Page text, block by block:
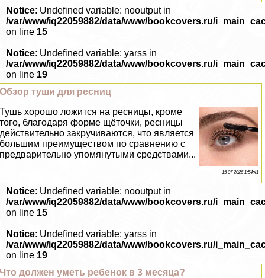
Notice: Undefined variable: nooutput in
/var/www/iq22059882/data/www/bookcovers.ru/
on line 15
Notice: Undefined variable: yarss in
/var/www/iq22059882/data/www/bookcovers.ru/
on line 19
Обзор туши для ресниц
Тушь хорошо ложится на ресницы, кроме
того, благодаря форме щёточки, ресницы
действительно закручиваются, что является
большим преимуществом по сравнению с
предварительно упомянутыми средствами...
15 07 2026 1:54:41
Notice: Undefined variable: nooutput in
/var/www/iq22059882/data/www/bookcovers.ru/
on line 15
Notice: Undefined variable: yarss in
/var/www/iq22059882/data/www/bookcovers.ru/
on line 19
Что должен уметь ребенок в 3 месяца?